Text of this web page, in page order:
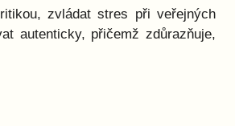
zvládat stres při veřejných
autenticky, přičemž zdůrazňuje,